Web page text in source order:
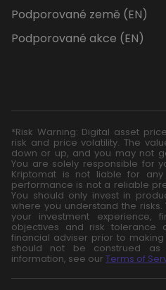
Podporované země (EN)
Podporované akce (EN)
*Risk Warning: Digital asset
risk and price volatility. The
down or up, and you may not
You are solely responsible for
Kriptomat is not liable for
performance is not a reliable
You should only invest in
where you understand the
your investment experience,
objectives and risk tolerance
financial adviser prior to
should not be construed as
information, see our Terms of